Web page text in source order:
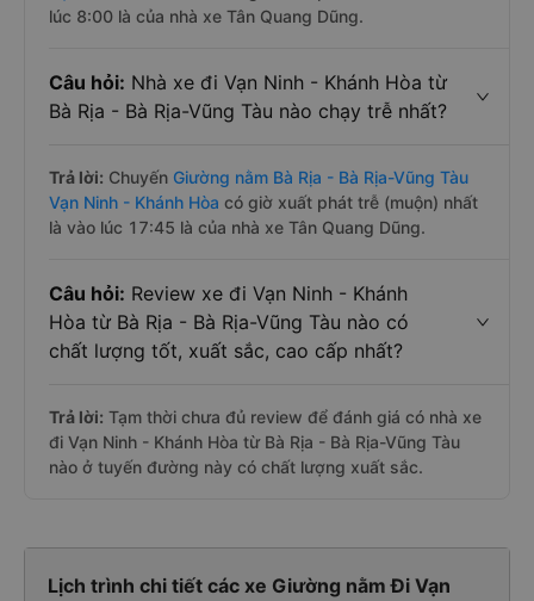
lúc 8:00 là của nhà xe Tân Quang Dũng.
Câu hỏi: Nhà xe đi Vạn Ninh - Khánh Hòa từ
Bà Rịa - Bà Rịa-Vũng Tàu nào chạy trễ nhất?
Trả lời: Chuyến Giường nằm Bà Rịa - Bà Rịa-Vũng Tàu
Vạn Ninh - Khánh Hòa có giờ xuất phát trễ (muộn) nhất
là vào lúc 17:45 là của nhà xe Tân Quang Dũng.
Câu hỏi: Review xe đi Vạn Ninh - Khánh
Hòa từ Bà Rịa - Bà Rịa-Vũng Tàu nào có
chất lượng tốt, xuất sắc, cao cấp nhất?
Trả lời: Tạm thời chưa đủ review để đánh giá có nhà xe
đi Vạn Ninh - Khánh Hòa từ Bà Rịa - Bà Rịa-Vũng Tàu
nào ở tuyến đường này có chất lượng xuất sắc.
Lịch trình chi tiết các xe Giường nằm Đi Vạn